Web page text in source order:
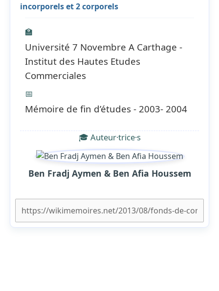
incorporels et 2 corporels
🏫
Université 7 Novembre A Carthage -
Institut des Hautes Etudes
Commerciales
📅
Mémoire de fin d’études - 2003- 2004
🎓 Auteur·trice·s
Ben Fradj Aymen & Ben Afia Houssem